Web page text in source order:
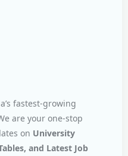
fastest-growing
are your one-stop
on University
and Latest Job